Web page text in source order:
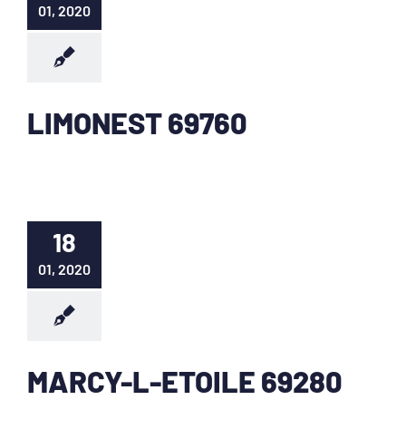
01, 2020
LIMONEST 69760
18
01, 2020
MARCY-L-ETOILE 69280